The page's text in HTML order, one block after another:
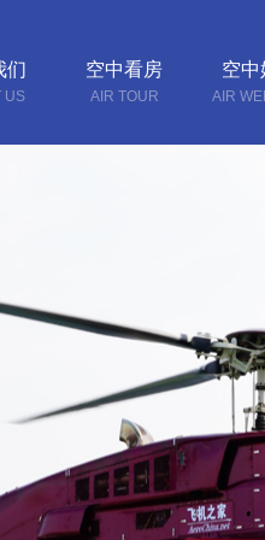
们
US
空中看房
AIR TOUR
空中
AIR